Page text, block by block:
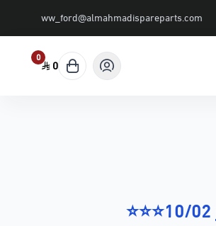
ww_ford@almahmadispareparts.com
0
0